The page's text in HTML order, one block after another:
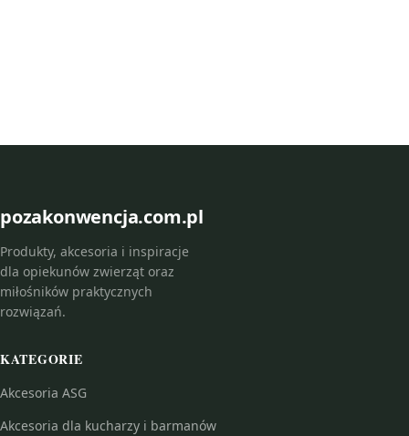
pozakonwencja.com.pl
Produkty, akcesoria i inspiracje
dla opiekunów zwierząt oraz
miłośników praktycznych
rozwiązań.
KATEGORIE
Akcesoria ASG
Akcesoria dla kucharzy i barmanów